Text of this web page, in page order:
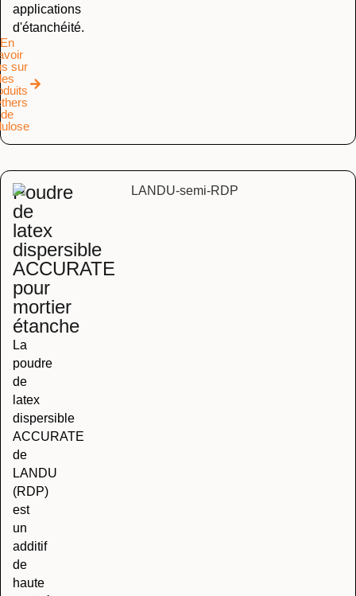
applications
d'étanchéité.
En
sur
les
de
Poudre
de
latex
dispersible
ACCURATE
pour
mortier
étanche
La
poudre
de
latex
dispersible
ACCURATE
de
LANDU
(RDP)
est
un
additif
de
haute